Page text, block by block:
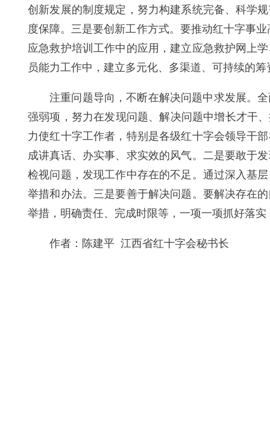
创新发展的制度规定，努力构建系统完备、科学
度保障。三是要创新工作方式。要推动红十字事
应急救护培训工作中的应用，建立应急救护网上
员能力工作中，建立多元化、多渠道、可持续的
注重问题导向，不断在解决问题中求发展。
强弱项，努力在发现问题、解决问题中增长才干
力使红十字工作者，特别是各级红十字会领导干
成讲真话、办实事、求实效的风气。二是要敢于
检视问题，发现工作中存在的不足。通过深入基
举措和办法。三是要善于解决问题。要解决存在
举措，明确责任、完成时限等，一项一项抓好落
作者：陈建平 江西省红十字会秘书长